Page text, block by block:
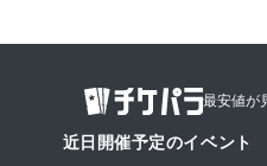
最安値が
近日開催予定のイベント